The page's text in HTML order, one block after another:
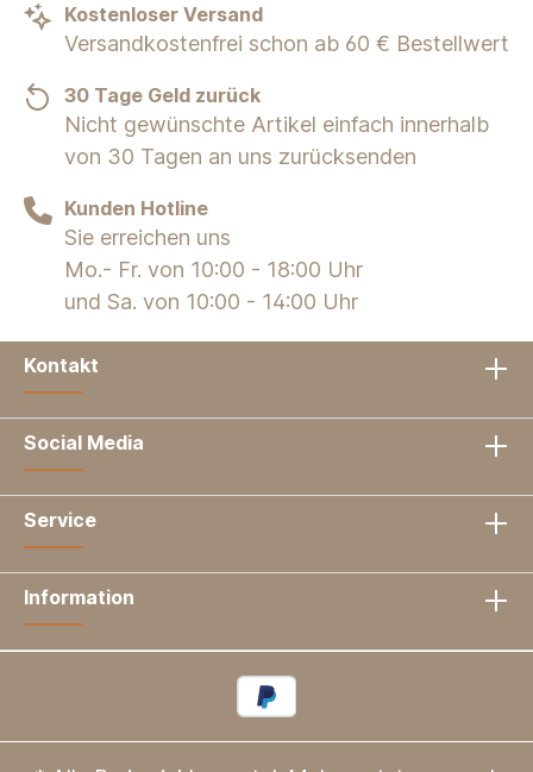
Kostenloser Versand
Versandkostenfrei schon ab 60 € Bestellwert
30 Tage Geld zurück
Nicht gewünschte Artikel einfach innerhalb
von 30 Tagen an uns zurücksenden
Kunden Hotline
Sie erreichen uns
Mo.- Fr. von 10:00 - 18:00 Uhr
und Sa. von 10:00 - 14:00 Uhr
Kontakt
Social Media
Service
Information